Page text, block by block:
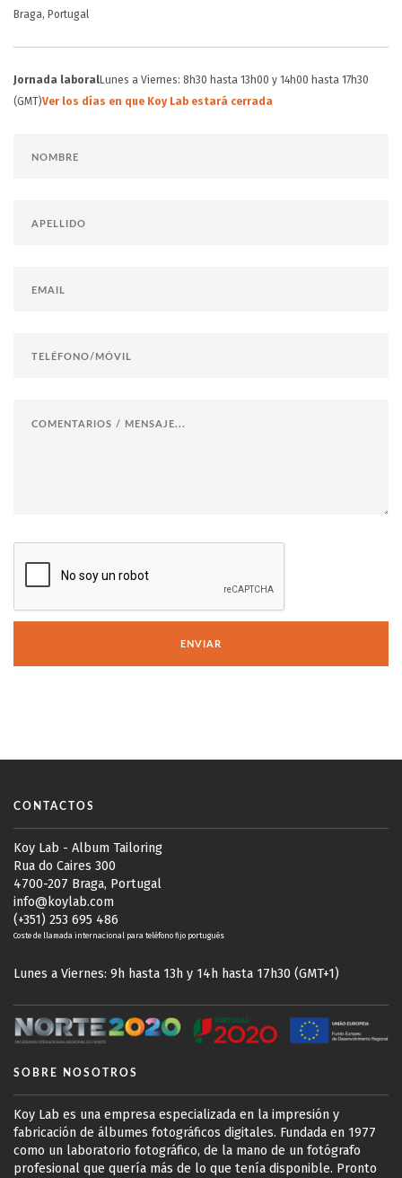
Braga, Portugal
Jornada laboralLunes a Viernes: 8h30 hasta 13h00 y 14h00 hasta 17h30
(GMT)Ver los días en que Koy Lab estará cerrada
ENVIAR
CONTACTOS
Koy Lab - Album Tailoring
Rua do Caires 300
4700-207 Braga, Portugal
info@koylab.com
(+351) 253 695 486
Coste de llamada internacional para teléfono fijo portugués
Lunes a Viernes: 9h hasta 13h y 14h hasta 17h30 (GMT+1)
SOBRE NOSOTROS
Koy Lab es una empresa especializada en la impresión y
fabricación de álbumes fotográficos digitales. Fundada en 1977
como un laboratorio fotográfico, de la mano de un fotógrafo
profesional que quería más de lo que tenía disponible. Pronto